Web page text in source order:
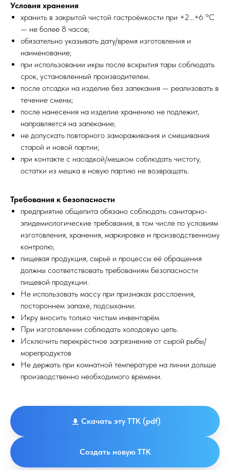
Условия хранения
хранить в закрытой чистой гастроёмкости при +2…+6 °C
— не более 8 часов;
обязательно указывать дату/время изготовления и
наименование;
при использовании икры после вскрытия тары соблюдать
срок, установленный производителем.
после отсадки на изделие без запекания — реализовать в
течение смены;
после нанесения на изделие хранению не подлежит,
направляется на запекание;
не допускать повторного замораживания и смешивания
старой и новой партии;
при контакте с насадкой/мешком соблюдать чистоту,
остатки из мешка в новую партию не возвращать.
Требования к безопасности
предприятие общепита обязано соблюдать санитарно-
эпидемиологические требования, в том числе по условиям
изготовления, хранения, маркировке и производственному
контролю;
пищевая продукция, сырьё и процессы её обращения
должны соответствовать требованиям безопасности
пищевой продукции.
Не использовать массу при признаках расслоения,
постороннем запахе, подсыхании.
Икру вносить только чистым инвентарём.
При изготовлении соблюдать холодовую цепь.
Исключить перекрёстное загрязнение от сырой рыбы/
морепродуктов
Не держать при комнатной температуре на линии дольше
производственно необходимого времени.
Скачать эту ТТК (pdf)
Создать новую ТТК